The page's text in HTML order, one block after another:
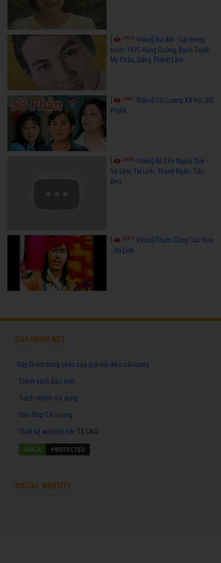
36026 Video] Bụi đời - Cải lương
trước 1975 Hùng Cường, Bạch Tuyết,
Mỹ Châu, Dũng Thanh Lâm
34587 Video] Cải Lương Xã Hội: SỐ
PHẬN
24595 Video] Kẻ Chợ Người Quê -
Vũ Linh, Tài Linh, Thanh Ngân, Tấn
Beo
23613 Video] Phạm Công Cúc Hoa
- Vũ Linh
CAILUONG.NET
Đây là nơi dừng chân của giới mộ điệu cải lương
Chính sách bảo mật
Trách nhiệm nội dung
Site-Map Cải Lương
Thiết kế website bởi: TX LAGI
SOCIAL WEBSITE